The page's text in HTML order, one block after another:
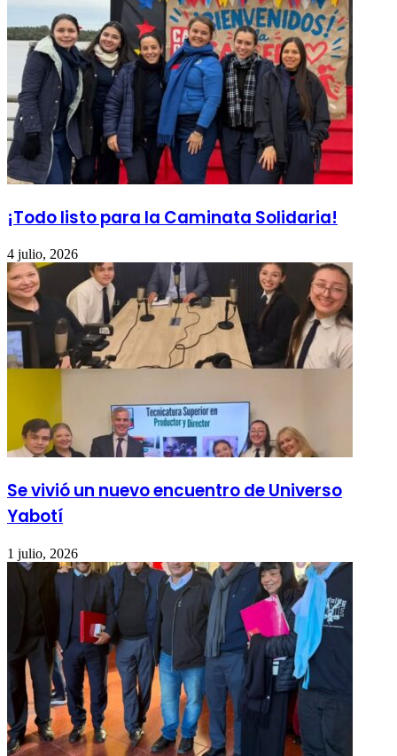
¡Todo listo para la Caminata Solidaria!
4 julio, 2026
Se vivió un nuevo encuentro de Universo
Yabotí
1 julio, 2026